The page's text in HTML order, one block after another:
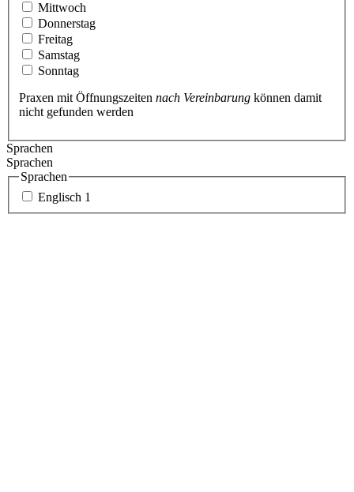
Mittwoch
Donnerstag
Freitag
Samstag
Sonntag
Praxen mit Öffnungszeiten nach Vereinbarung können damit
nicht gefunden werden
Sprachen
Sprachen
Sprachen
Englisch 1